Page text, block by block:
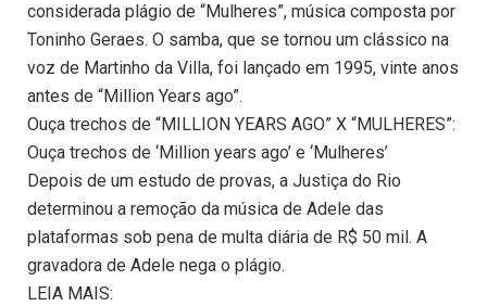
considerada plágio de “Mulheres”, música composta por
Toninho Geraes. O samba, que se tornou um clássico na
voz de Martinho da Villa, foi lançado em 1995, vinte anos
antes de “Million Years ago”.
Ouça trechos de “MILLION YEARS AGO” X “MULHERES”:
Ouça trechos de ‘Million years ago’ e ‘Mulheres’
Depois de um estudo de provas, a Justiça do Rio
determinou a remoção da música de Adele das
plataformas sob pena de multa diária de R$ 50 mil. A
gravadora de Adele nega o plágio.
LEIA MAIS: